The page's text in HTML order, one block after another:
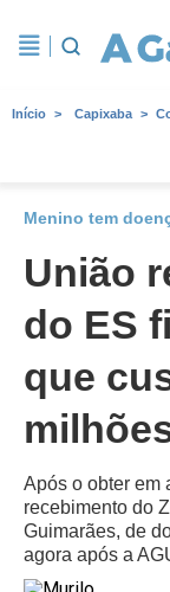
Início Capixaba
Menino tem
União
do ES
que
Após o obter em
recebimento do
Guimarães, de
agora após a